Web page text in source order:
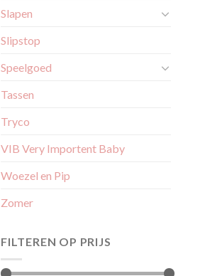
Slapen
Slipstop
Speelgoed
Tassen
Tryco
VIB Very Importent Baby
Woezel en Pip
Zomer
FILTEREN OP PRIJS